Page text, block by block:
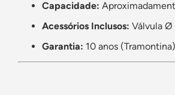
Capacidade:
Acessórios Inclusos: Válvula
Garantia: 10 anos (Tramontina)